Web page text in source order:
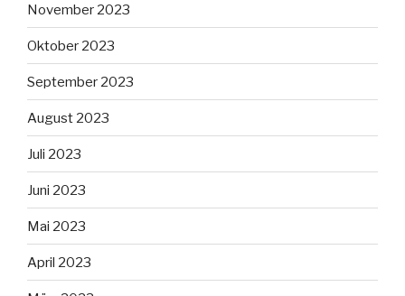
November 2023
Oktober 2023
September 2023
August 2023
Juli 2023
Juni 2023
Mai 2023
April 2023